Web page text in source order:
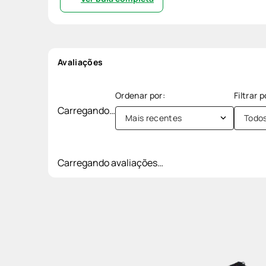
Avaliações
Carregando…
Mais recentes
Carregando avaliações…